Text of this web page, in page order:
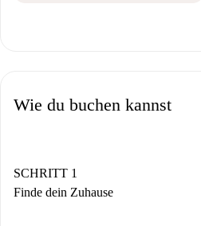
Wie du buchen kannst
SCHRITT 1
Finde dein Zuhause